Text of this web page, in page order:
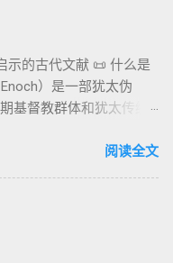
），大祭司进入至
卷《利未记》的神学中
遮盖才能维持这同在；
“为耶和华”的与“归于
1）新约中的直接/间接
1:9（“主带着千万圣者
他路斯 （Tartarus）”指
音书/启示录 中的“ 人子
国 ”（太24–25；启1、
源学解释，补给了新约
；亦参弗6:12“执政掌
、册卷与火刑等图像，
书 对不义富者的警告
Elohim 的 主要 用法 与
义 1. 真神 指 以色列 的
gods） 3. 属 灵 存在
诗 82: 1, 申 32: 8– 9
委托 施行 神 审判者 出
摩西） 出 7: 1 神 的 代言
形式 强调 尊贵 超自然 的
majestic plural） 三、
一 性（ 创世 记 1: 1） “
的古代文献 📜 什么是
）是一部犹太伪
基督教群体和犹太传统
于天使、堕落、审判和弥
神秘的记载激发了后世
想象。《以诺书》便是
内容 《以诺书》并非一
阅读全文